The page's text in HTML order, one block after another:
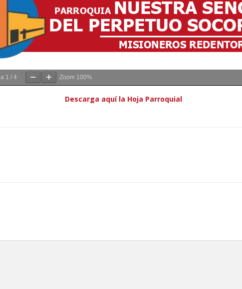
1 / 4 Zoom 100%
Descarga aquí la Hoja Parroquial